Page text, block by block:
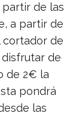
partir de las
a partir de
cortador de
de
de 2€ la
pondrá
las